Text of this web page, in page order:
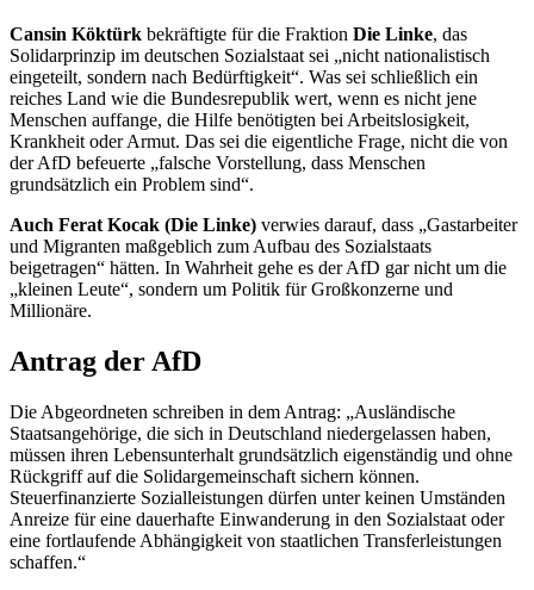
Cansin Köktürk bekräftigte für die Fraktion Die Linke, das
Solidarprinzip im deutschen Sozialstaat sei „nicht nationalistisch
eingeteilt, sondern nach Bedürftigkeit“. Was sei schließlich ein
reiches Land wie die Bundesrepublik wert, wenn es nicht jene
Menschen auffange, die Hilfe benötigten bei Arbeitslosigkeit,
Krankheit oder Armut. Das sei die eigentliche Frage, nicht die von
der AfD befeuerte „falsche Vorstellung, dass Menschen
grundsätzlich ein Problem sind“.
Auch Ferat Kocak (Die Linke) verwies darauf, dass „Gastarbeiter
und Migranten maßgeblich zum Aufbau des Sozialstaats
beigetragen“ hätten. In Wahrheit gehe es der AfD gar nicht um die
„kleinen Leute“, sondern um Politik für Großkonzerne und
Millionäre.
Antrag der AfD
Die Abgeordneten schreiben in dem Antrag: „Ausländische
Staatsangehörige, die sich in Deutschland niedergelassen haben,
müssen ihren Lebensunterhalt grundsätzlich eigenständig und ohne
Rückgriff auf die Solidargemeinschaft sichern können.
Steuerfinanzierte Sozialleistungen dürfen unter keinen Umständen
Anreize für eine dauerhafte Einwanderung in den Sozialstaat oder
eine fortlaufende Abhängigkeit von staatlichen Transferleistungen
schaffen.“